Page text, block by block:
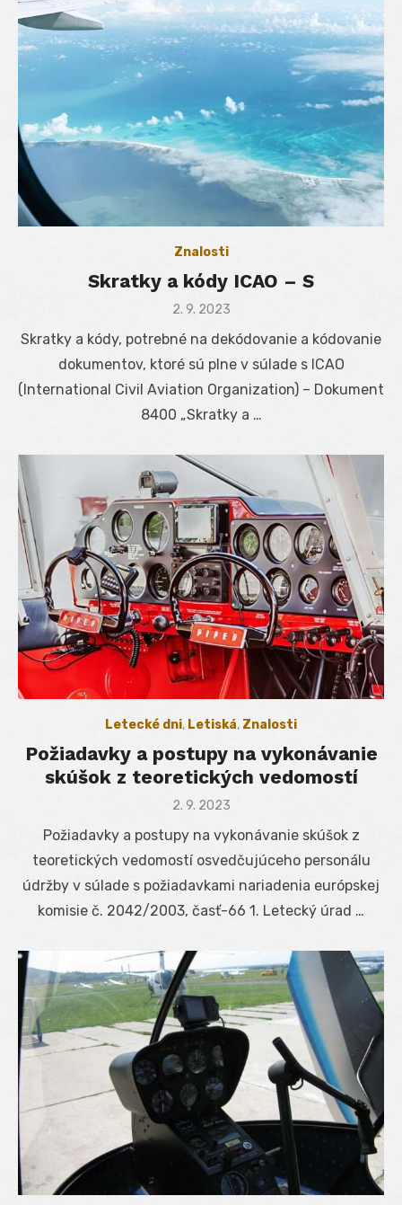
Znalosti
Skratky a kódy ICAO – S
Posted
2. 9. 2023
Skratky a kódy, potrebné na dekódovanie a kódovanie
dokumentov, ktoré sú plne v súlade s ICAO
(International Civil Aviation Organization) – Dokument
8400 „Skratky a …
Letecké dni, Letiská, Znalosti
Požiadavky a postupy na vykonávanie
skúšok z teoretických vedomostí
Posted
2. 9. 2023
Požiadavky a postupy na vykonávanie skúšok z
teoretických vedomostí osvedčujúceho personálu
údržby v súlade s požiadavkami nariadenia európskej
komisie č. 2042/2003, časť-66 1. Letecký úrad …